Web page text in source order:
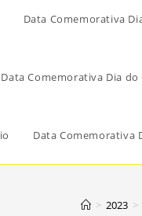
Data Comemorativa
Data Comemorativa Dia do
Data Comemorativa
> 2023 >